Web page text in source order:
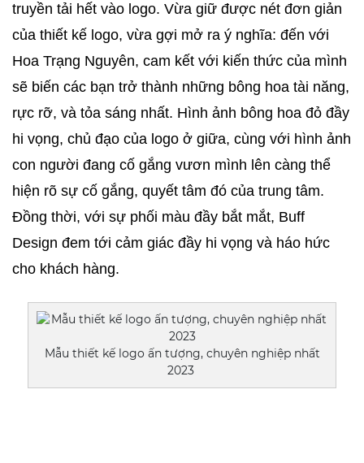
truyền tải hết vào logo. Vừa giữ được nét đơn giản
của thiết kế logo, vừa gợi mở ra ý nghĩa: đến với
Hoa Trạng Nguyên, cam kết với kiến thức của mình
sẽ biến các bạn trở thành những bông hoa tài năng,
rực rỡ, và tỏa sáng nhất. Hình ảnh bông hoa đỏ đầy
hi vọng, chủ đạo của logo ở giữa, cùng với hình ảnh
con người đang cố gắng vươn mình lên càng thể
hiện rõ sự cố gắng, quyết tâm đó của trung tâm.
Đồng thời, với sự phối màu đầy bắt mắt, Buff
Design đem tới cảm giác đầy hi vọng và háo hức
cho khách hàng.
Mẫu thiết kế logo ấn tượng, chuyên nghiệp nhất
2023